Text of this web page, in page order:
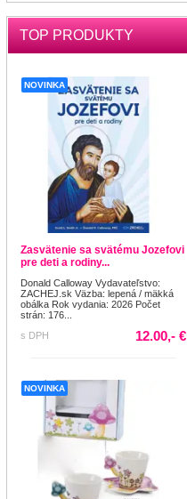
TOP PRODUKTY
NOVINKA
Zasvätenie sa svätému Jozefovi
pre deti a rodiny...
Donald Calloway Vydavateľstvo:
ZACHEJ.sk Väzba: lepená / mäkká
obálka Rok vydania: 2026 Počet
strán: 176...
s DPH
12.00,- €
NOVINKA